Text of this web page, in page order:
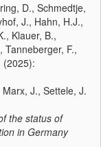
D., Schmedtje,
J., Hahn, H.J.,
Klauer, B.,
Tanneberger, F.,
(2025):
J., Settele, J.
the status of
in Germany